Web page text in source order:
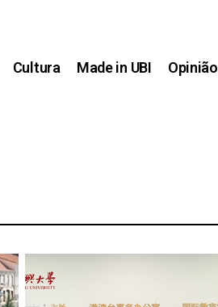
Cultura Made in UBI Opinião